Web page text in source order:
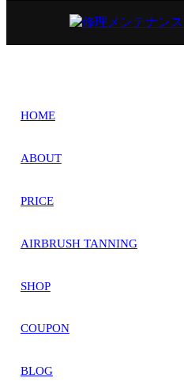
HOME
ABOUT
PRICE
AIRBRUSH TANNING
SHOP
COUPON
BLOG